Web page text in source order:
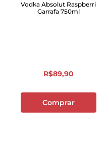
Vodka Absolut Raspberri
Garrafa 750ml
R$89,90
Comprar